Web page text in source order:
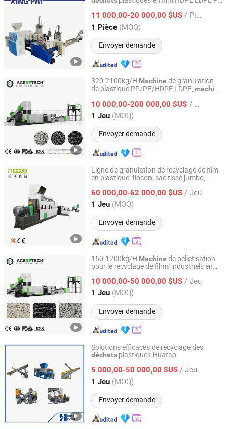
11 000,00-20 000,00 $US / Pièce
1 Pièce (MOQ)
Envoyer demande
Wenzhou Xingpai Machinery Co., Ltd.
Zhejiang, China Depuis 2021
320-2100kg/H Machine de granulation
de plastique PP/PE/HDPE LDPE, machine
avec certificat FDA
10 000,00-200 000,00 $US / Jeu
1 Jeu (MOQ)
Envoyer demande
Suzhou Aceretech Machinery Co., Ltd.
Jiangsu, China Depuis 2016
Ligne de granulation de recyclage de film
en plastique, flocon, sac tissé jumbo,
PP/PE/LDPE HDPE
BOPP/PA/PVC/ABS/PS/PC/EPE/EPS/PET
60 000,00-62 000,00 $US / Jeu
1 Jeu (MOQ)
Envoyer demande
Jiangsu Mooge Machine Co., Ltd.
Jiangsu, China Depuis 2008
160-1200kg/H Machine de pelletisation
pour le recyclage de films industriels en
économique
10 000,00-50 000,00 $US / Jeu
1 Jeu (MOQ)
Envoyer demande
Suzhou Aceretech Machinery Co., Ltd.
Jiangsu, China Depuis 2016
Solutions efficaces de recyclage des
déchets plastiques Huatao
5 000,00-50 000,00 $US / Jeu
1 Jeu (MOQ)
Envoyer demande
Shijiazhuang Huatao Import and Export Trade Co., Ltd
Hebei, China Depuis 2020